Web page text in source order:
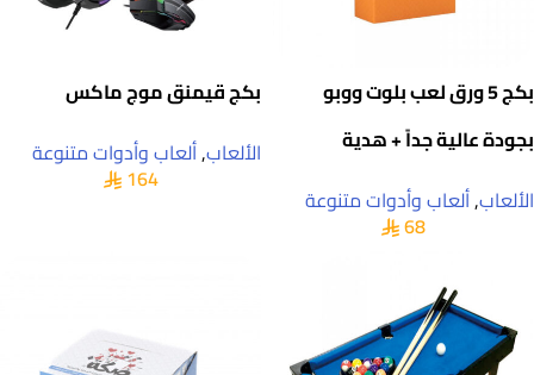
بكج 5 ورق لعب بلوت ووبو
بجودة عالية جداً + هدية
الألعاب,ألعاب وأدوات متنوعة
68
بكج قيمنق موج ماكس
الألعاب,ألعاب وأدوات متنوعة
164